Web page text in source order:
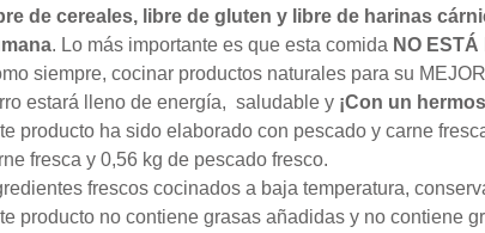
de cereales, libre de gluten y libre de harinas
. Lo más importante es que esta comida NO
siempre, cocinar productos naturales para su
estará lleno de energía, saludable y ¡Con un
producto ha sido elaborado con pescado y carne
fresca y 0,56 kg de pescado fresco.
frescos cocinados a baja temperatura,
producto no contiene grasas añadidas y no contiene